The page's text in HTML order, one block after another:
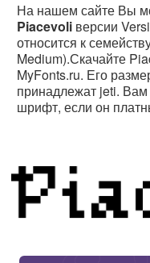
На нашем сайте Вы
Piacevoli версии
относится к
Medium).Скачайте
MyFonts.ru. Его
принадлежат jeti. Вам
шрифт, если он